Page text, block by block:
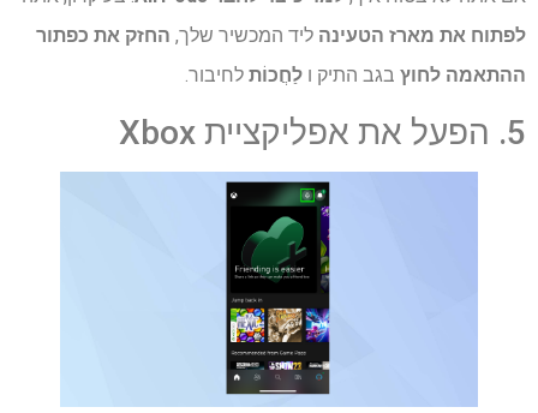
לפתוח את מארז הטעינה ליד המכשיר שלך, החזק את כפתור
ההתאמה לחוץ בגב התיק ו לַחֲכוֹת לחיבור.
5. הפעל את אפליקציית Xbox